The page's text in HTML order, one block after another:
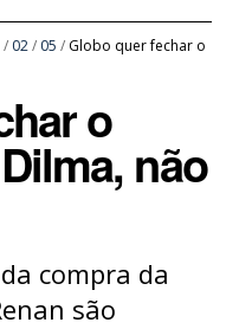
/ 02 / 05 / Globo quer fechar o
o
não
compra da
são